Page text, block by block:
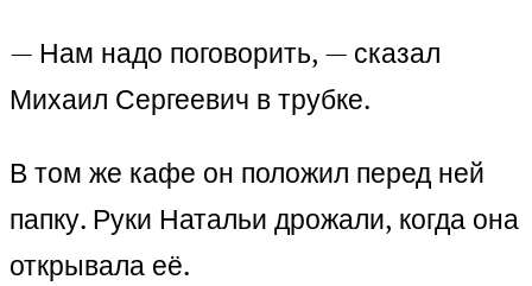
— Нам надо поговорить, — сказал
Михаил Сергеевич в трубке.
В том же кафе он положил перед ней
папку. Руки Натальи дрожали, когда она
открывала её.